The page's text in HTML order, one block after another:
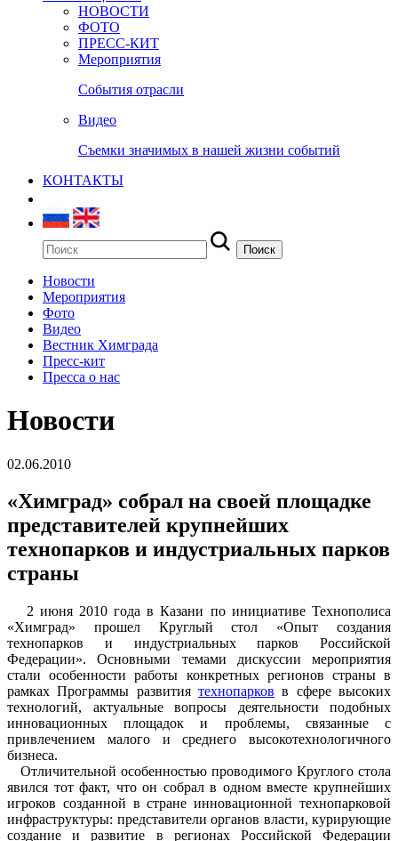
НОВОСТИ
ФОТО
ПРЕСС-КИТ
Мероприятия
События отрасли
Видео
Съемки значимых в нашей жизни событий
КОНТАКТЫ
Новости
Мероприятия
Фото
Видео
Вестник Химграда
Пресс-кит
Пресса о нас
Новости
02.06.2010
«Химград» собрал на своей площадке
представителей крупнейших
технопарков и индустриальных парков
страны
2 июня 2010 года в Казани по инициативе Технополиса
«Химград» прошел Круглый стол «Опыт создания
технопарков и индустриальных парков Российской
Федерации». Основными темами дискуссии мероприятия
стали особенности работы конкретных регионов страны в
рамках Программы развития технопарков в сфере высоких
технологий, актуальные вопросы деятельности подобных
инновационных площадок и проблемы, связанные с
привлечением малого и среднего высокотехнологичного
бизнеса.
Отличительной особенностью проводимого Круглого стола
явился тот факт, что он собрал в одном вместе крупнейших
игроков созданной в стране инновационной технопарковой
инфраструктуры: представители органов власти, курирующие
создание и развитие в регионах Российской Федерации